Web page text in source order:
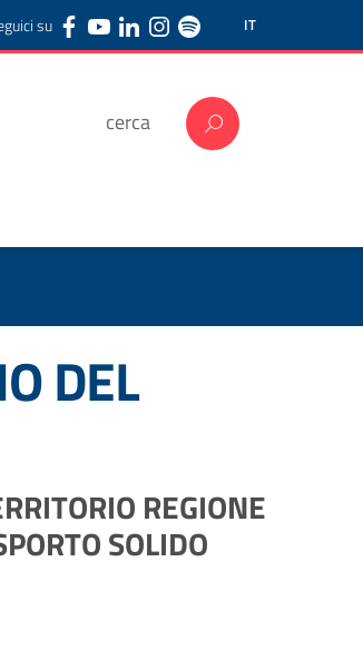
IT
su
DEL
REGIONE
SOLIDO